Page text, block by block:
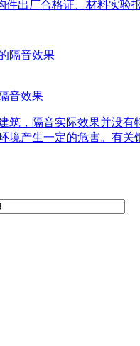
件出厂合格证、材料实
音效果
筑，隔音实际效果并没
境产生一定的危害。有